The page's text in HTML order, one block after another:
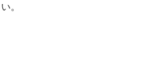
ブリッジの時間。
。